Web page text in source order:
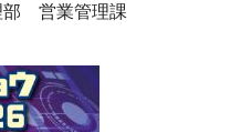
部 営業管理課